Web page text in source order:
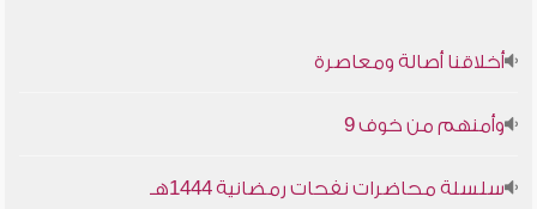
أخلاقنا أصالة ومعاصرة
وأمنهم من خوف 9
سلسلة محاضرات نفحات رمضانية 1444هـ